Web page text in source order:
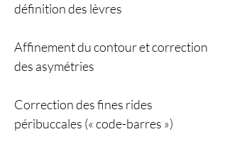
définition des lèvres
Affinement du contour et correction
des asymétries
Correction des fines rides
péribuccales (« code-barres »)